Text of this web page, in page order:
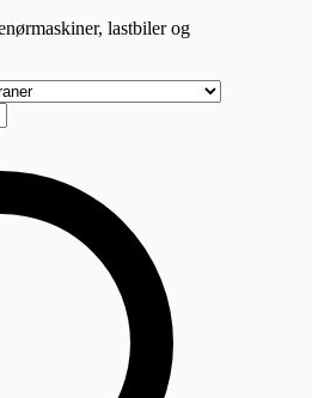
lastbiler og